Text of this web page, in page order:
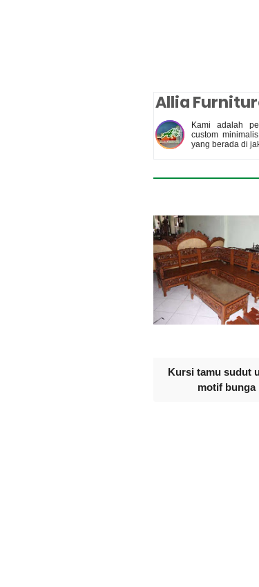
Allia
Kami adalah
custom
yang berada di
Kursi tamu sudut
motif bunga